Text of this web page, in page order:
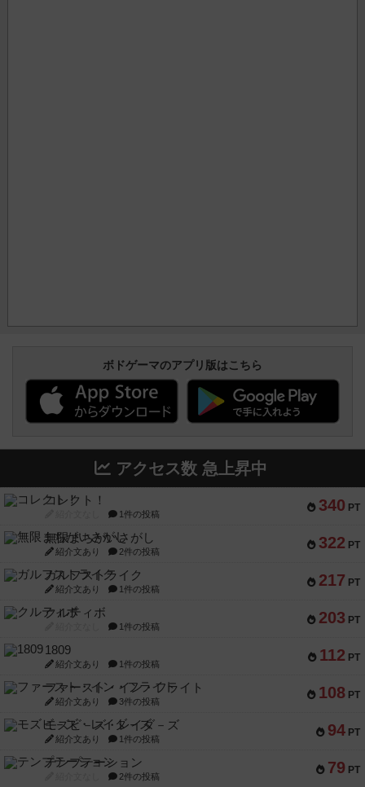
ボドゲーマのアプリ版はこちら
アクセス数 急上昇中
340 PT
コレクト！
1件の投稿
322 PT
無限まちがいさがし
紹介文あり 2件の投稿
217 PT
ガルフストライク
紹介文あり 1件の投稿
203 PT
クルティボ
1件の投稿
112 PT
1809
紹介文あり 1件の投稿
108 PT
ファースト・イン・フライト
紹介文あり 3件の投稿
94 PT
モズビ－ズ・レイダ－ズ
紹介文あり 1件の投稿
79 PT
テンプテーション
2件の投稿